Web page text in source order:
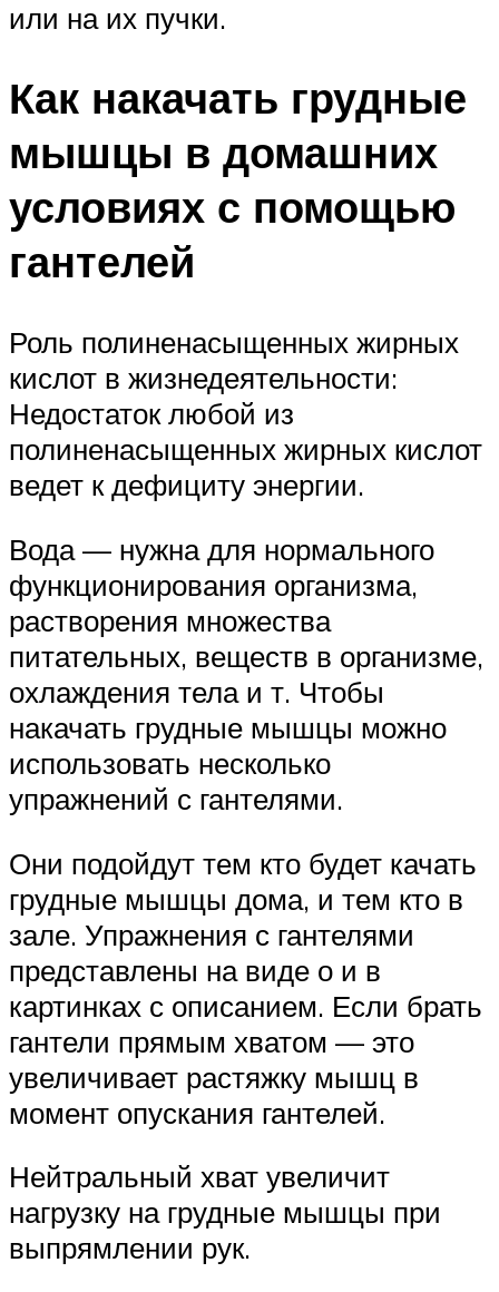
или на их пучки.
Как накачать грудные
мышцы в домашних
условиях с помощью
гантелей
Роль полиненасыщенных жирных
кислот в жизнедеятельности:
Недостаток любой из
полиненасыщенных жирных кислот
ведет к дефициту энергии.
Вода — нужна для нормального
функционирования организма,
растворения множества
питательных, веществ в организме,
охлаждения тела и т. Чтобы
накачать грудные мышцы можно
использовать несколько
упражнений с гантелями.
Они подойдут тем кто будет качать
грудные мышцы дома, и тем кто в
зале. Упражнения с гантелями
представлены на виде о и в
картинках с описанием. Если брать
гантели прямым хватом — это
увеличивает растяжку мышц в
момент опускания гантелей.
Нейтральный хват увеличит
нагрузку на грудные мышцы при
выпрямлении рук.